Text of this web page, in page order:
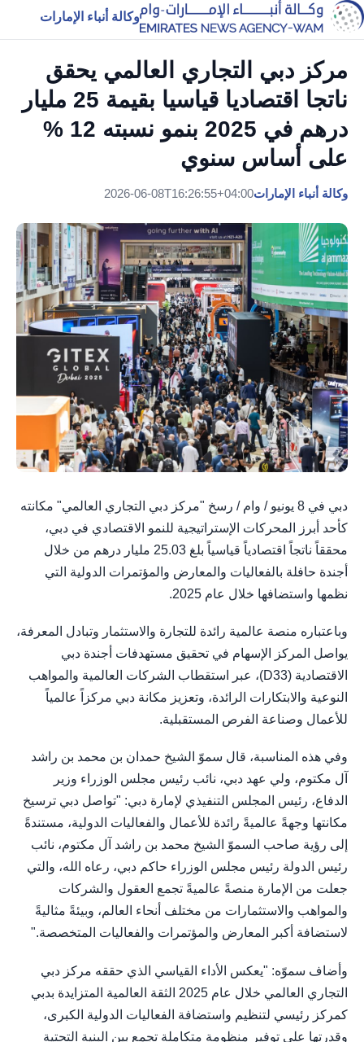
وكالة أنباء الإمارات
مركز دبي التجاري العالمي يحقق
ناتجا اقتصاديا قياسيا بقيمة 25 مليار
درهم في 2025 بنمو نسبته 12 %
على أساس سنوي
وكالة أنباء الإمارات2026-06-08T16:26:55+04:00
دبي في 8 يونيو / وام / رسخ "مركز دبي التجاري العالمي" مكانته
كأحد أبرز المحركات الإستراتيجية للنمو الاقتصادي في دبي،
محققاً ناتجاً اقتصادياً قياسياً بلغ 25.03 مليار درهم من خلال
أجندة حافلة بالفعاليات والمعارض والمؤتمرات الدولية التي
نظمها واستضافها خلال عام 2025.
وباعتباره منصة عالمية رائدة للتجارة والاستثمار وتبادل المعرفة،
يواصل المركز الإسهام في تحقيق مستهدفات أجندة دبي
الاقتصادية (D33)، عبر استقطاب الشركات العالمية والمواهب
النوعية والابتكارات الرائدة، وتعزيز مكانة دبي مركزاً عالمياً
للأعمال وصناعة الفرص المستقبلية.
وفي هذه المناسبة، قال سموّ الشيخ حمدان بن محمد بن راشد
آل مكتوم، ولي عهد دبي، نائب رئيس مجلس الوزراء وزير
الدفاع، رئيس المجلس التنفيذي لإمارة دبي: "تواصل دبي ترسيخ
مكانتها وجهةً عالميةً رائدة للأعمال والفعاليات الدولية، مستندةً
إلى رؤية صاحب السموّ الشيخ محمد بن راشد آل مكتوم، نائب
رئيس الدولة رئيس مجلس الوزراء حاكم دبي، رعاه الله، والتي
جعلت من الإمارة منصةً عالميةً تجمع العقول والشركات
والمواهب والاستثمارات من مختلف أنحاء العالم، وبيئةً مثاليةً
لاستضافة أكبر المعارض والمؤتمرات والفعاليات المتخصصة."
وأضاف سموّه: "يعكس الأداء القياسي الذي حققه مركز دبي
التجاري العالمي خلال عام 2025 الثقة العالمية المتزايدة بدبي
كمركز رئيسي لتنظيم واستضافة الفعاليات الدولية الكبرى،
وقدرتها على توفير منظومة متكاملة تجمع بين البنية التحتية